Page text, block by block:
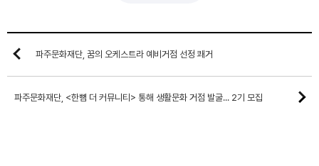
파주문화재단, 꿈의 오케스트라 예비거점 선정 쾌거
파주문화재단, <한뼘 더 커뮤니티> 통해 생활문화 거점 발굴... 2기 모집